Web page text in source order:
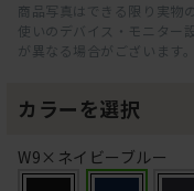
商品写真はできる限り実物
使いのデバイス・モニター
が異なる場合がございます。
カラーを選択
W9×ネイビーブルー